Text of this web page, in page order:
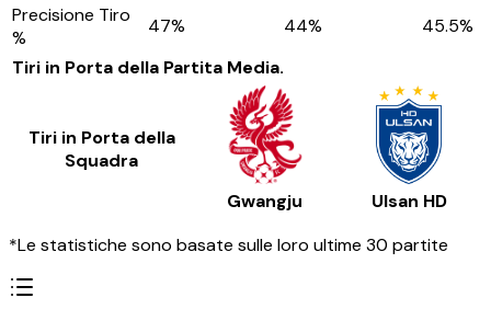
Precisione Tiro
%
47% 44% 45.5%
Tiri in Porta della Partita Media.
Tiri in Porta della
Squadra
Gwangju
Ulsan HD
*Le statistiche sono basate sulle loro ultime 30 partite